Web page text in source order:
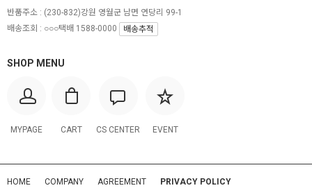
SHOP MENU
MYPAGE CART CS CENTER EVENT
반품주소 : (230-832)강원 영월군 남면 연당리 99-1
배송조회 : ○○○택배 1588-0000
배송추적
HOME COMPANY AGREEMENT PRIVACY POLICY